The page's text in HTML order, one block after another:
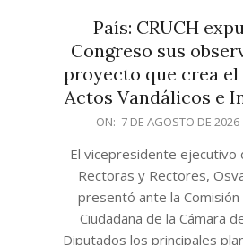
País: CRUCH
Congreso sus
proyecto que crea el
Actos Vandálicos e
ON: 7 DE AGOSTO DE 2026
El vicepresidente ejecutivo
Rectoras y Rectores,
presentó ante la Comisión
Ciudadana de la Cámara
Diputados los principales